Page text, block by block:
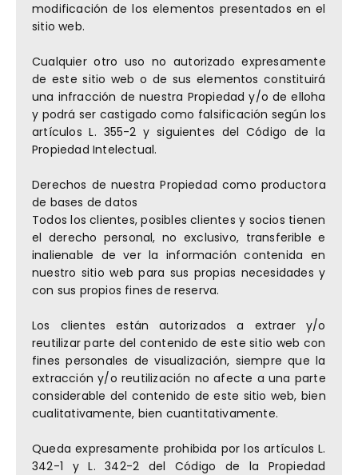
modificación de los elementos presentados en el
sitio web.
Cualquier otro uso no autorizado expresamente
de este sitio web o de sus elementos constituirá
una infracción de nuestra Propiedad y/o de elloha
y podrá ser castigado como falsificación según los
artículos L. 355-2 y siguientes del Código de la
Propiedad Intelectual.
Derechos de nuestra Propiedad como productora
de bases de datos
Todos los clientes, posibles clientes y socios tienen
el derecho personal, no exclusivo, transferible e
inalienable de ver la información contenida en
nuestro sitio web para sus propias necesidades y
con sus propios fines de reserva.
Los clientes están autorizados a extraer y/o
reutilizar parte del contenido de este sitio web con
fines personales de visualización, siempre que la
extracción y/o reutilización no afecte a una parte
considerable del contenido de este sitio web, bien
cualitativamente, bien cuantitativamente.
Queda expresamente prohibida por los artículos L.
342-1 y L. 342-2 del Código de la Propiedad